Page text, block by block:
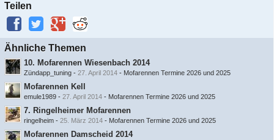
Teilen
Ähnliche Themen
10. Mofarennen Wiesenbach 2014
Zündapp_tuning - 27. April 2014 - Mofarennen Termine 2026 und 2025
Mofarennen Kell
emule1989 - 27. April 2014 - Mofarennen Termine 2026 und 2025
7. Ringelheimer Mofarennen
ringelheim - 25. März 2014 - Mofarennen Termine 2026 und 2025
Mofarennen Damscheid 2014